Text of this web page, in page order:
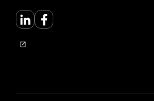
LinkedInFacebook